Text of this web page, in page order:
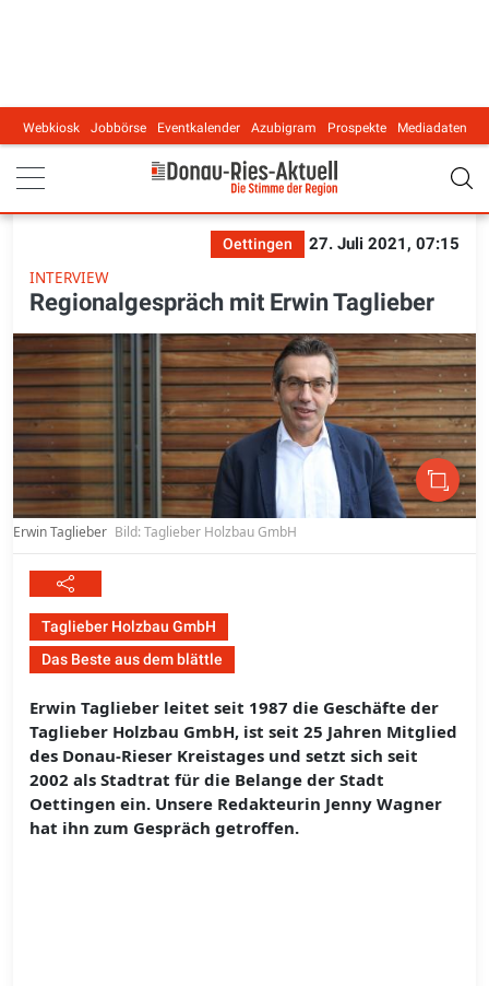
Main navigation
Webkiosk Jobbörse Eventkalender Azubigram Prospekte Mediadaten
Oettingen
27. Juli 2021, 07:15
INTERVIEW
Regionalgespräch mit Erwin Taglieber
Erwin Taglieber Bild: Taglieber Holzbau GmbH
Taglieber Holzbau GmbH
Das Beste aus dem blättle
Erwin Taglieber leitet seit 1987 die Geschäfte der
Taglieber Holzbau GmbH, ist seit 25 Jahren Mitglied
des Donau-Rieser Kreistages und setzt sich seit
2002 als Stadtrat für die Belange der Stadt
Oettingen ein. Unsere Redakteurin Jenny Wagner
hat ihn zum Gespräch getroffen.